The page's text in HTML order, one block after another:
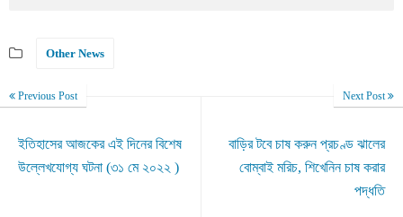
Other News
Previous Post
ইতিহাসের আজকের এই দিনের বিশেষ
উল্লেখযোগ্য ঘটনা (৩১ মে ২০২২ )
Next Post
বাড়ির টবে চাষ করুন প্রচণ্ড ঝালের
বোম্বাই মরিচ, শিখেনিন চাষ করার
পদ্ধতি